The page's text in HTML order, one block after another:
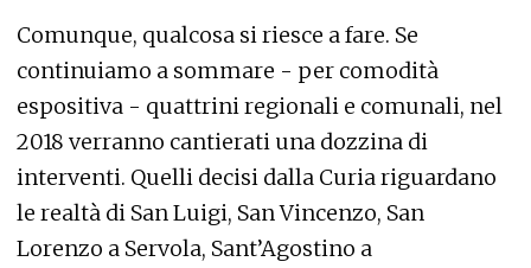
Comunque, qualcosa si riesce a fare. Se
continuiamo a sommare - per comodità
espositiva - quattrini regionali e comunali, nel
2018 verranno cantierati una dozzina di
interventi. Quelli decisi dalla Curia riguardano
le realtà di San Luigi, San Vincenzo, San
Lorenzo a Servola, Sant’Agostino a